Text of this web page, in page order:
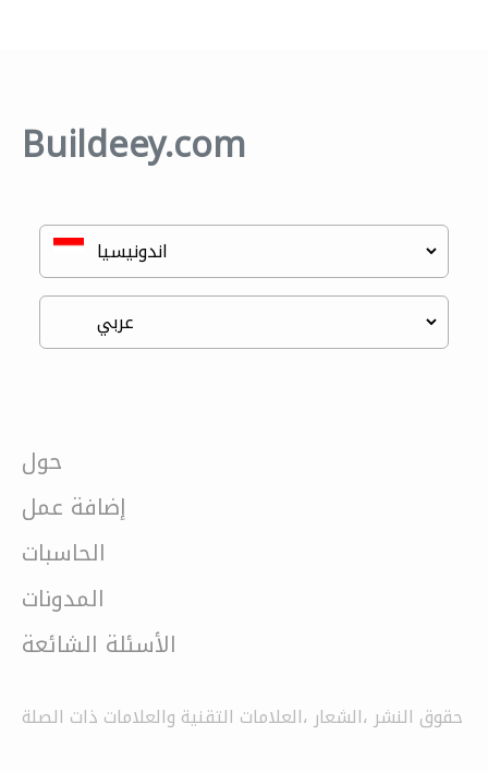
Buildeey.com
حول
إضافة عمل
الحاسبات
المدونات
الأسئلة الشائعة
حقوق النشر ،الشعار ،العلامات التقنية والعلامات ذات الصلة